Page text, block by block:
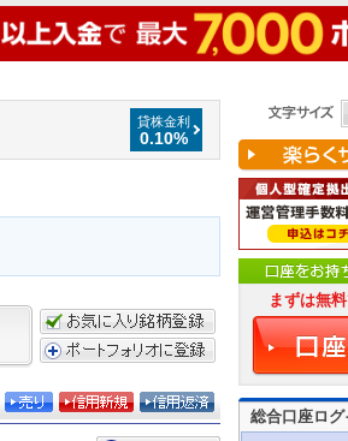
貸株金利
0.10%
まずは無
総合口座ログ